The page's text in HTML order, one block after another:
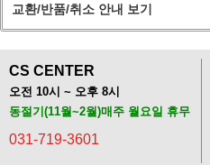
교환/반품/취소 안내 보기
CS CENTER
오전 10시 ~ 오후 8시
동절기(11월~2월)매주 월요일 휴무
031-719-3601